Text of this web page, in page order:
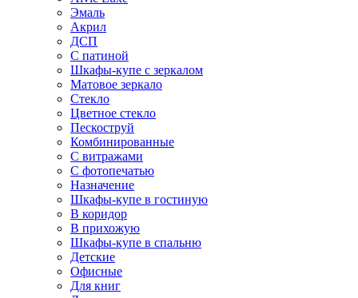
Эмаль
Акрил
ДСП
С патиной
Шкафы-купе с зеркалом
Матовое зеркало
Стекло
Цветное стекло
Пескоструй
Комбинированные
С витражами
С фотопечатью
Назначение
Шкафы-купе в гостиную
В коридор
В прихожую
Шкафы-купе в спальню
Детские
Офисные
Для книг